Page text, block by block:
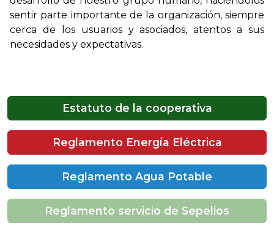
sentir parte importante de la organización, siempre
cerca de los usuarios y asociados, atentos a sus
necesidades y expectativas.
Estatuto de la cooperativa
Reglamento Energía Eléctrica
Reglamento Agua Potable
Reglamento servicio de Sepelios